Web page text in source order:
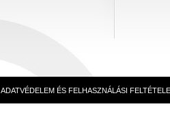
ADATVÉDELEM ÉS FELHASZNÁLÁSI